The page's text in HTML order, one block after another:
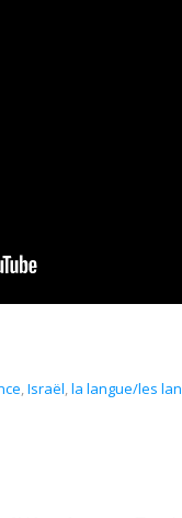
,Israël,la langue/les